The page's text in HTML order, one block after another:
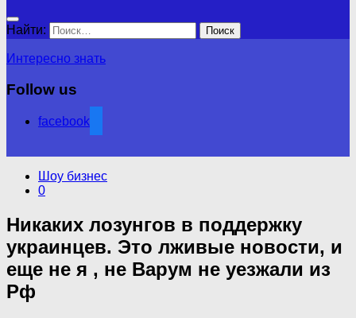
Найти:
Интересно знать
Follow us
facebook
Шоу бизнес
0
Никаких лозунгов в поддержку
украинцев. Это лживые новости, и
еще не я , не Варум не уезжали из
Рф